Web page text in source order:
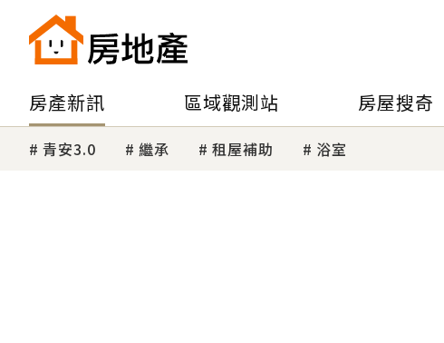
房產新訊 區域觀測站 房屋搜奇
青安3.0 繼承 租屋補助 浴室